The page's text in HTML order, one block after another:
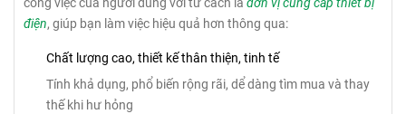
điện, giúp bạn làm việc hiệu quả hơn thông qua:
Chất lượng cao, thiết kế thân thiện, tinh tế
Tính khả dụng, phổ biến rộng rãi, dể dàng tìm mua và thay
thế khi hư hỏng